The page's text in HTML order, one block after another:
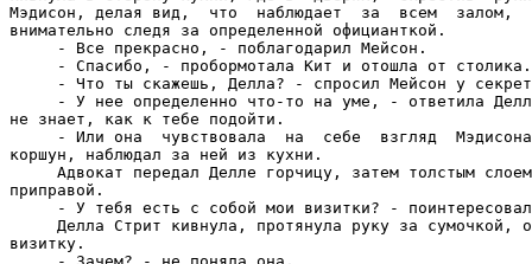
Мэдисон, делая вид,  что  наблюдает  за  всем  залом,
внимательно следя за определенной официанткой.
     - Все прекрасно, - поблагодарил Мейсон.
     - Спасибо, - пробормотала Кит и отошла от столика.
- Что ты скажешь, Делла? - спросил Мейсон у
- У нее определенно что-то на уме, - ответила
не знает, как к тебе подойти.
- Или она  чувствовала  на  себе  взгляд
коршун, наблюдал за ней из кухни.
Адвокат передал Делле горчицу, затем толстым
приправой.
- У тебя есть с собой мои визитки? -
Делла Стрит кивнула, протянула руку за сумочкой,
визитку.